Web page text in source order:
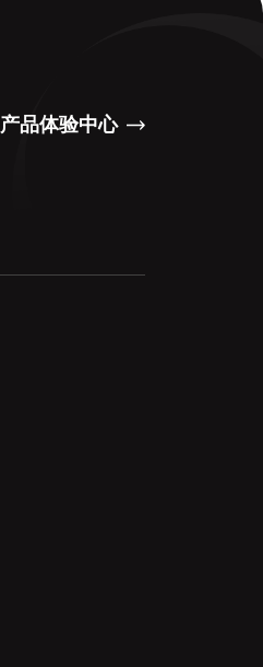
产品体验中心